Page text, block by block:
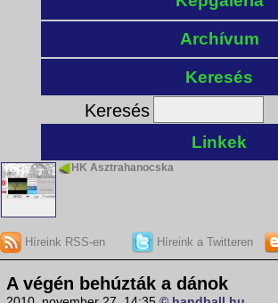
Archívum
Keresés
Keresés
Linkek
HK Asztrahanocska
Híreink RSS-en Híreink a Twitteren
A végén behúzták a dánok